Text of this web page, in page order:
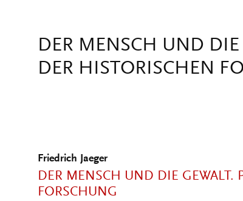
DER MENSCH UND DIE
DER HISTORISCHEN
Friedrich Jaeger
DER MENSCH UND DIE GEWALT.
FORSCHUNG